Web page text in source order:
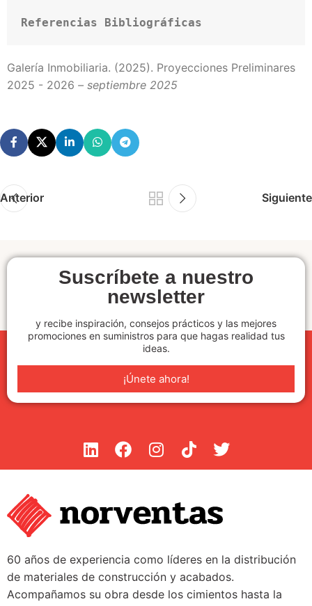
Referencias Bibliográficas
Galería Inmobiliaria. (2025). Proyecciones Preliminares
2025 - 2026 – septiembre 2025
Anterior Siguiente
Suscríbete a nuestro
newsletter
y recibe inspiración, consejos prácticos y las mejores
promociones en suministros para que hagas realidad tus
ideas.
¡Únete ahora!
60 años de experiencia como líderes en la distribución
de materiales de construcción y acabados.
Acompañamos su obra desde los cimientos hasta la